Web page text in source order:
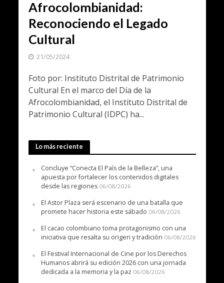
Afrocolombianidad:
Reconociendo el Legado
Cultural
21/05/2024
Foto por: Instituto Distrital de Patrimonio
Cultural En el marco del Día de la
Afrocolombianidad, el Instituto Distrital de
Patrimonio Cultural (IDPC) ha...
Lo más reciente
Concluye “Conecta El País de la Belleza”, una
apuesta por fortalecer los contenidos digitales
desde las regiones 06/08/2026
El Astor Plaza será escenario de una batalla que
promete hacer historia este sábado 06/08/2026
El cacao colombiano toma protagonismo con una
iniciativa que resalta su origen y tradición 06/08/2026
El Festival Internacional de Cine por los Derechos
Humanos abrirá su edición 2026 con una jornada
dedicada a la memoria y la paz 06/08/2026